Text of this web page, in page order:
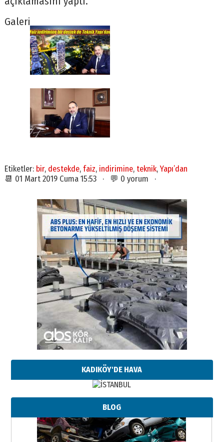
Galeri
Etiketler: bir, destekde, faiz, indirimine, teknik,Yapı’dan
📆 01 Mart 2019 Cuma 15:53 · 💬 0 yorum ·
KADIKÖY'DE HAVA
BLOG